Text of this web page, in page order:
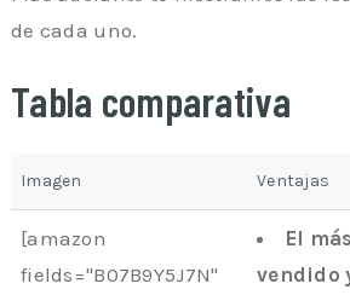
de cada uno.
Tabla comparativa
Imagen Ventajas
[amazon
fields="B07B9Y5J7N"
El más
vendido